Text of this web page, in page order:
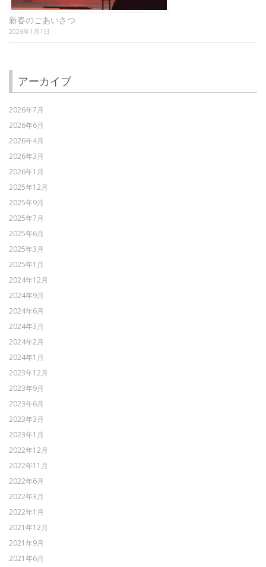
新春のごあいさつ
2026年1月1日
アーカイブ
2026年7月
2026年6月
2026年4月
2026年3月
2026年1月
2025年12月
2025年9月
2025年7月
2025年6月
2025年3月
2025年1月
2024年12月
2024年9月
2024年6月
2024年3月
2024年2月
2024年1月
2023年12月
2023年9月
2023年6月
2023年3月
2023年1月
2022年12月
2022年11月
2022年6月
2022年3月
2022年1月
2021年12月
2021年9月
2021年6月